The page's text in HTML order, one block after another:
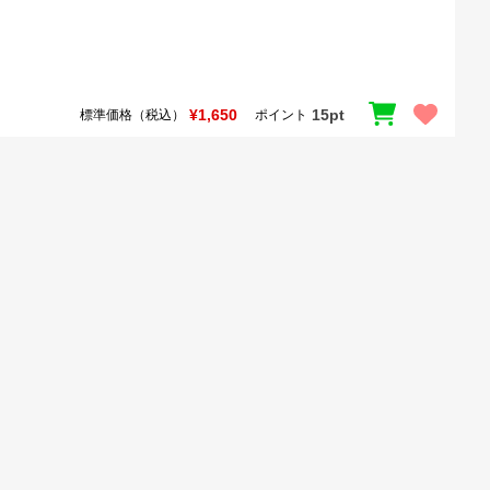
標準価格（税込） ¥1,650 ポイント 15pt